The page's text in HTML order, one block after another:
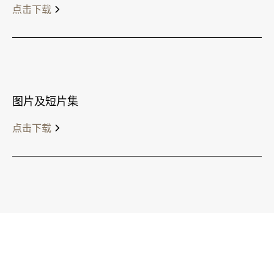
点击下载
图片及短片集
点击下载